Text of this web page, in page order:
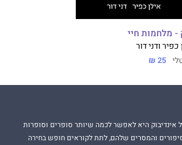
- מלחמות חיי
כפיר ודני דור
25 ₪
היא לאפשר לכמה שיותר סופרים וסופרות
והמסרים שלהם, לתת לקוראים חופש בחירה